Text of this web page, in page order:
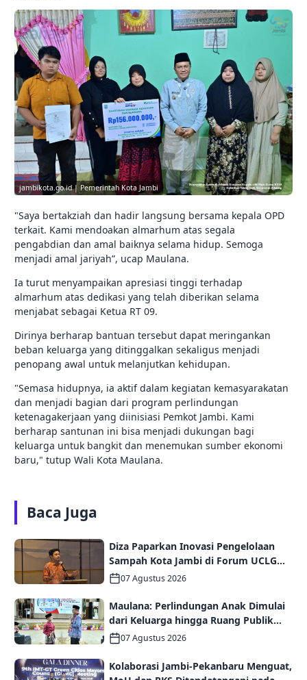
jambikota.go.id | Pemerintah Kota Jambi
"Saya bertakziah dan hadir langsung bersama kepala OPD
terkait. Kami mendoakan almarhum atas segala
pengabdian dan amal baiknya selama hidup. Semoga
menjadi amal jariyah”, ucap Maulana.
Ia turut menyampaikan apresiasi tinggi terhadap
almarhum atas dedikasi yang telah diberikan selama
menjabat sebagai Ketua RT 09.
Dirinya berharap bantuan tersebut dapat meringankan
beban keluarga yang ditinggalkan sekaligus menjadi
penopang awal untuk melanjutkan kehidupan.
"Semasa hidupnya, ia aktif dalam kegiatan kemasyarakatan
dan menjadi bagian dari program perlindungan
ketenagakerjaan yang diinisiasi Pemkot Jambi. Kami
berharap santunan ini bisa menjadi dukungan bagi
keluarga untuk bangkit dan menemukan sumber ekonomi
baru," tutup Wali Kota Maulana.
Baca Juga
Diza Paparkan Inovasi Pengelolaan
Sampah Kota Jambi di Forum UCLG
ASPAC, Dorong Kolaborasi Menuju
07 Agustus 2026
Maulana: Perlindungan Anak Dimulai
dari Keluarga hingga Ruang Publik
yang Ramah
07 Agustus 2026
Kolaborasi Jambi-Pekanbaru Menguat,